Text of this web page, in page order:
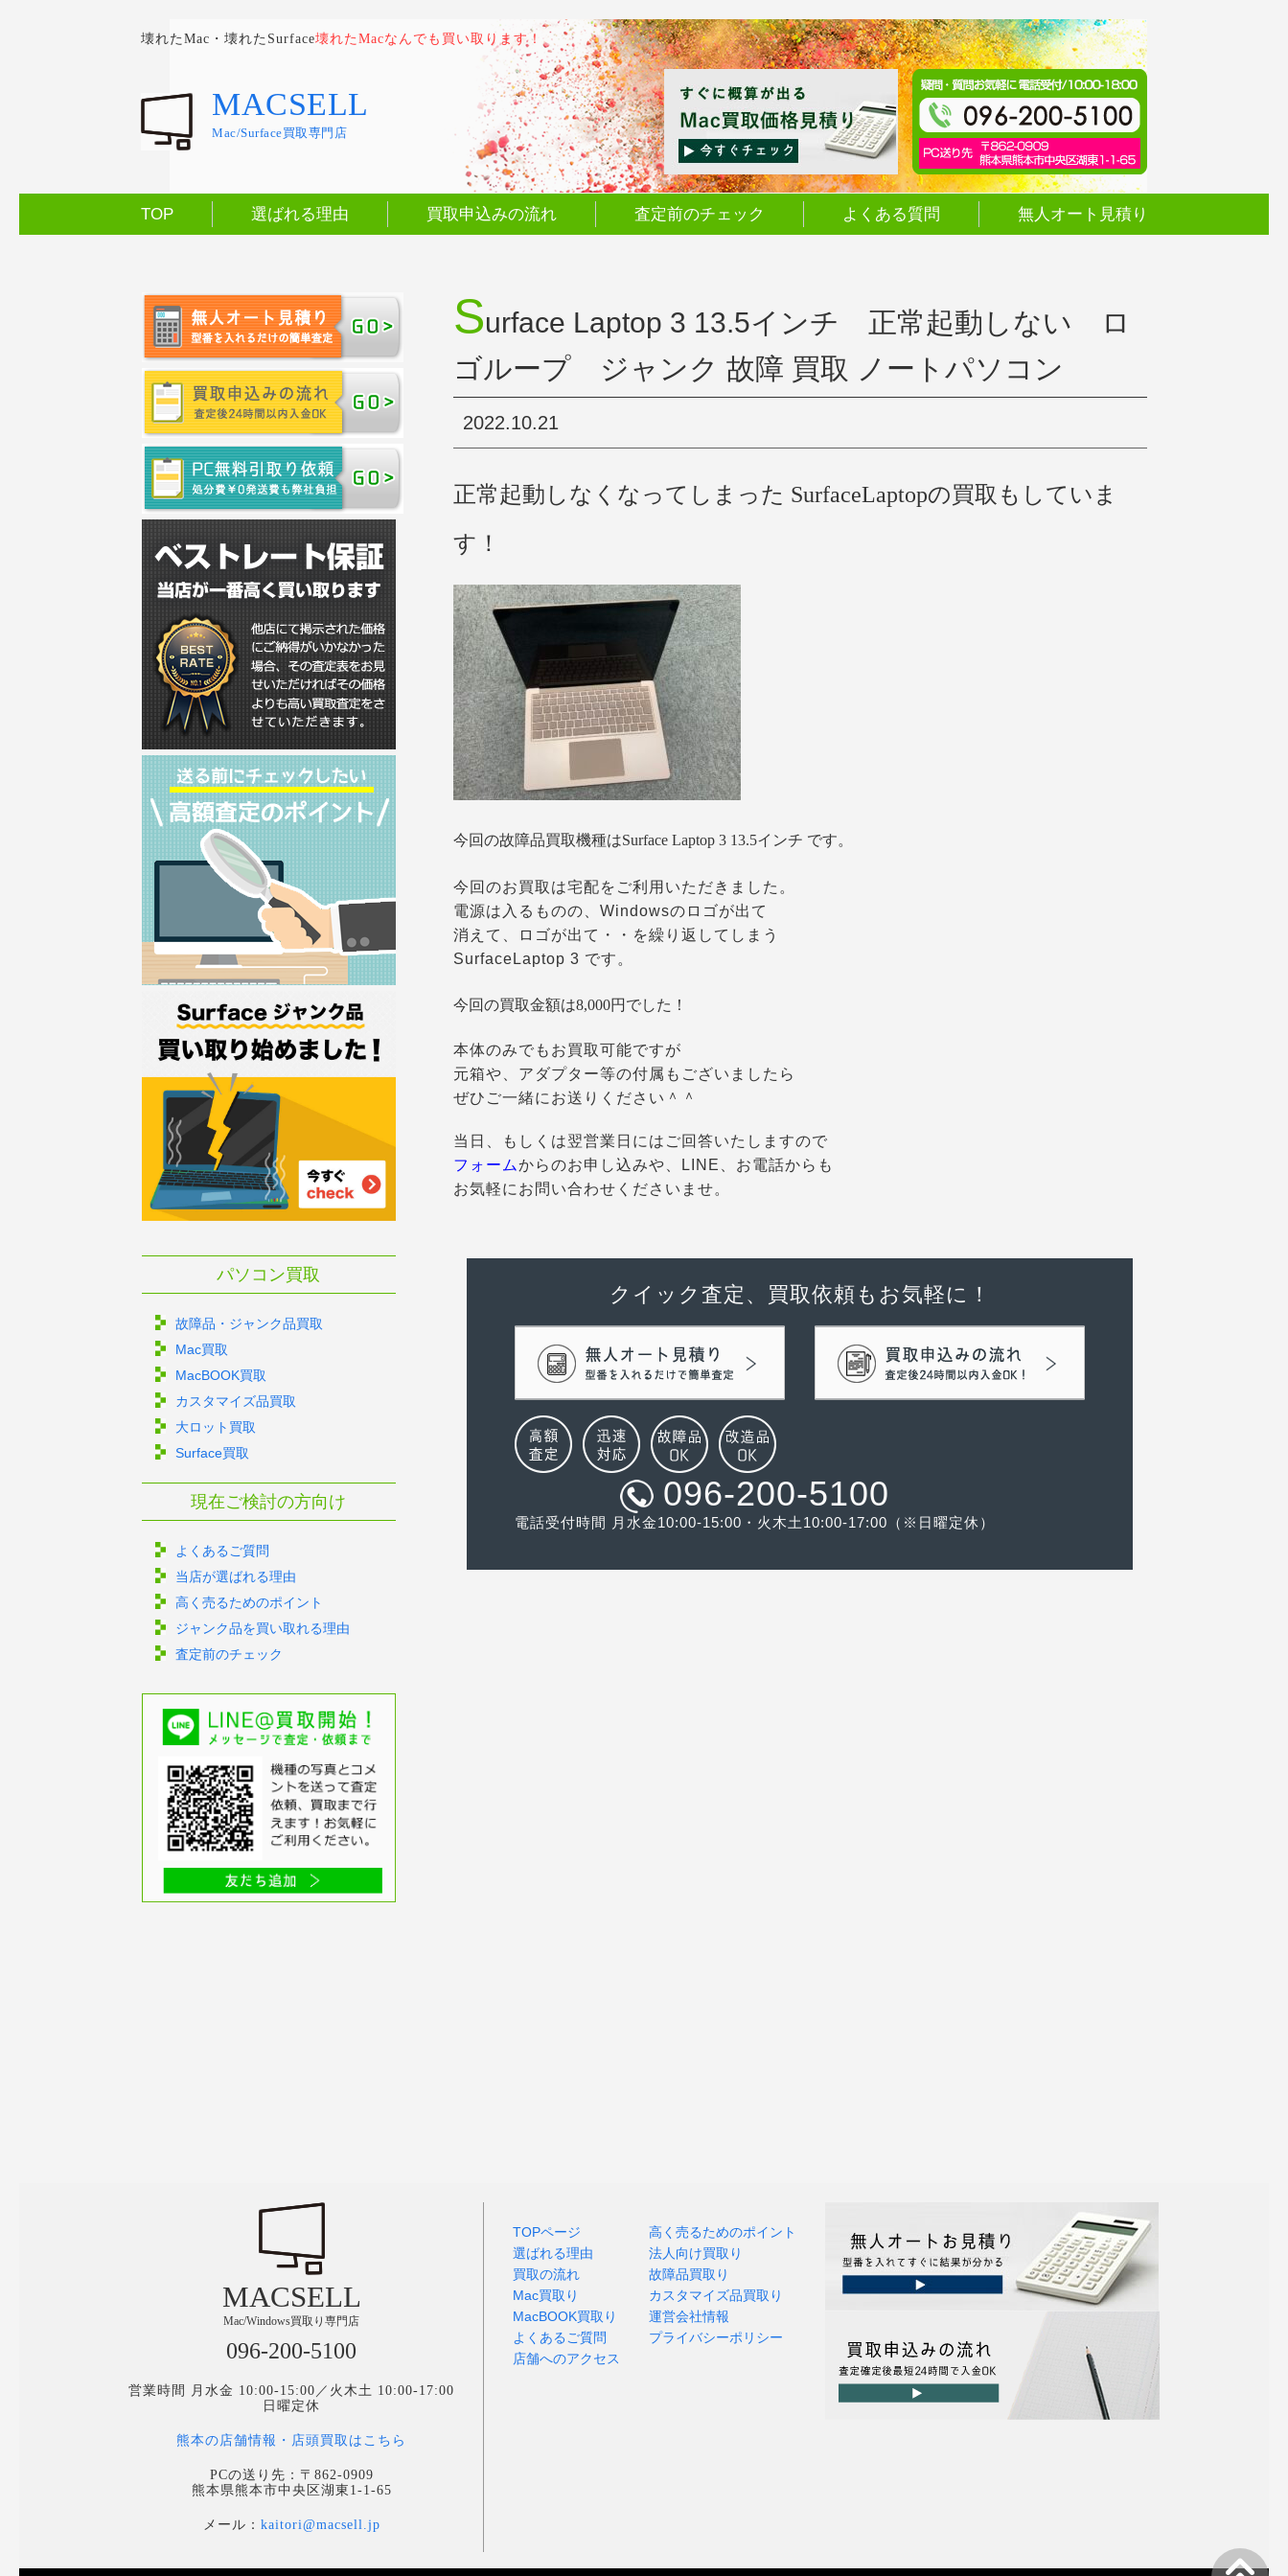
壊れたMac・壊れたSurface壊れたMacなんでも買い取ります！
MACSELL
Mac/Surface買取専門店
TOP 選ばれる理由 買取申込みの流れ 査定前のチェック よくある質問 無人オート見積り
Surface Laptop 3 13.5インチ 正常起動しない ロ
ゴループ ジャンク 故障 買取 ノートパソコン
2022.10.21
正常起動しなくなってしまった SurfaceLaptopの買取もしていま
す！
今回の故障品買取機種はSurface Laptop 3 13.5インチ です。
今回のお買取は宅配をご利用いただきました。
電源は入るものの、Windowsのロゴが出て
消えて、ロゴが出て・・を繰り返してしまう
SurfaceLaptop 3 です。
今回の買取金額は8,000円でした！
本体のみでもお買取可能ですが
元箱や、アダプター等の付属もございましたら
ぜひご一緒にお送りください＾＾
当日、もしくは翌営業日にはご回答いたしますので
フォームからのお申し込みや、LINE、お電話からも
お気軽にお問い合わせくださいませ。
クイック査定、買取依頼もお気軽に！
096-200-5100
電話受付時間 月水金10:00-15:00・火木土10:00-17:00（※日曜定休）
パソコン買取
故障品・ジャンク品買取
Mac買取
MacBOOK買取
カスタマイズ品買取
大ロット買取
Surface買取
現在ご検討の方向け
よくあるご質問
当店が選ばれる理由
高く売るためのポイント
ジャンク品を買い取れる理由
査定前のチェック
MACSELL
Mac/Windows買取り専門店
096-200-5100
営業時間 月水金 10:00-15:00／火木土 10:00-17:00
日曜定休
熊本の店舗情報・店頭買取はこちら
PCの送り先：〒862-0909
熊本県熊本市中央区湖東1-1-65
メール： kaitori@macsell.jp
TOPページ
選ばれる理由
買取の流れ
Mac買取り
MacBOOK買取り
よくあるご質問
店舗へのアクセス
高く売るためのポイント
法人向け買取り
故障品買取り
カスタマイズ品買取り
運営会社情報
プライバシーポリシー